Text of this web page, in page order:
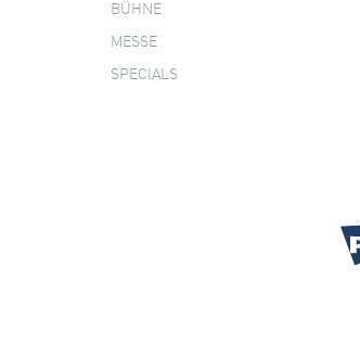
BÜHNE
MESSE
SPECIALS